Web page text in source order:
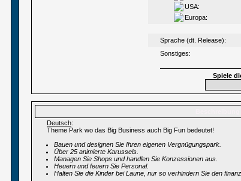
USA:
Europa:
Sprache (dt. Release):
Sonstiges:
Spiele
Deutsch:
Theme Park wo das Big Business auch Big Fun bedeutet!
Bauen und designen Sie Ihren eigenen Vergnügungspark.
Über 25 animierte Karussels.
Managen Sie Shops und handlen Sie Konzessionen aus.
Heuern und feuern Sie Personal.
Halten Sie die Kinder bei Laune, nur so verhindern Sie den